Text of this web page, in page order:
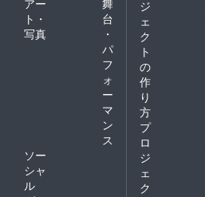
アー
ト・
写真
舞
台
・
パ
フ
ォ
ー
マ
ン
ス
ソー
シャ
ル
ジ
ェ
ク
ト
の
作
り
方
プ
ロ
ジ
ェ
ク